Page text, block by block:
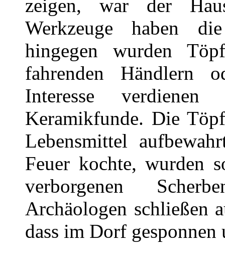
zeigen, war der
Werkzeuge haben
hingegen wurden
fahrenden Händlern
Interesse
Keramikfunde. Die
Lebensmittel
Feuer kochte, wurden
verborgenen
Archäologen schließen
dass im Dorf